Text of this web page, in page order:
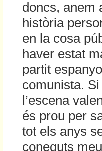
doncs, anem
història
en la cosa
haver estat
partit
comunista.
l’escena
és prou per
tot els anys
coneguts